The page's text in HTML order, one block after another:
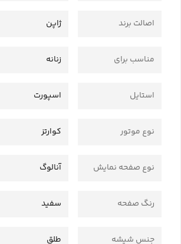
اصالت برند ژاپن
مناسب برای زنانه
استایل اسپورت
نوع موتور کوارتز
نوع صفحه نمایش آنالوگ
رنگ صفحه سفید
جنس شیشه طلق